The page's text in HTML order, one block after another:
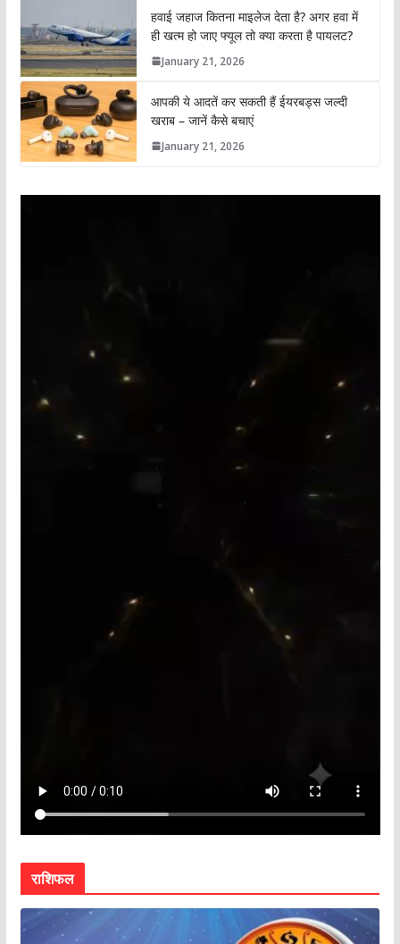
हवाई जहाज कितना माइलेज देता है? अगर हवा में
ही खत्म हो जाए फ्यूल तो क्या करता है पायलट?
January 21, 2026
आपकी ये आदतें कर सकती हैं ईयरबड्स जल्दी
खराब – जानें कैसे बचाएं
January 21, 2026
राशिफल